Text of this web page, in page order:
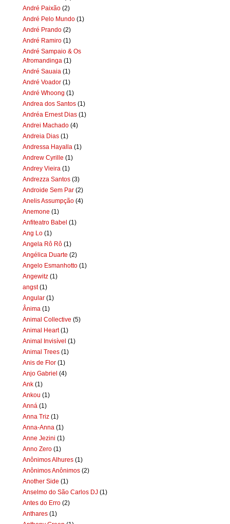
André Paixão (2)
André Pelo Mundo (1)
André Prando (2)
André Ramiro (1)
André Sampaio & Os
Afromandinga (1)
André Sauaia (1)
André Voador (1)
André Whoong (1)
Andrea dos Santos (1)
Andréa Ernest Dias (1)
Andrei Machado (4)
Andreia Dias (1)
Andressa Hayalla (1)
Andrew Cyrille (1)
Andrey Vieira (1)
Andrezza Santos (3)
Androide Sem Par (2)
Anelis Assumpção (4)
Anemone (1)
Anfiteatro Babel (1)
Ang Lo (1)
Angela Rô Rô (1)
Angélica Duarte (2)
Angelo Esmanhotto (1)
Angewitz (1)
angst (1)
Angular (1)
Ânima (1)
Animal Collective (5)
Animal Heart (1)
Animal Invisível (1)
Animal Trees (1)
Anis de Flor (1)
Anjo Gabriel (4)
Ank (1)
Ankou (1)
Anná (1)
Anna Triz (1)
Anna-Anna (1)
Anne Jezini (1)
Anno Zero (1)
Anônimos Alhures (1)
Anônimos Anônimos (2)
Another Side (1)
Anselmo do São Carlos DJ (1)
Antes do Erro (2)
Anthares (1)